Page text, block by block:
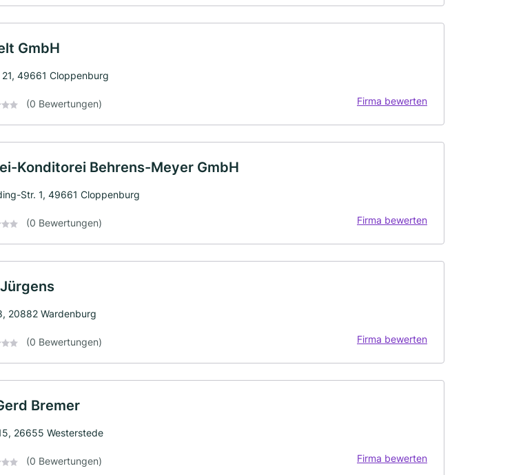
GmbH
21, 49661 Cloppenburg
(0 Bewertungen) Firma bewerten
Konditorei Behrens-Meyer GmbH
Str. 1, 49661 Cloppenburg
(0 Bewertungen) Firma bewerten
20882 Wardenburg
(0 Bewertungen) Firma bewerten
Bremer
26655 Westerstede
(0 Bewertungen) Firma bewerten